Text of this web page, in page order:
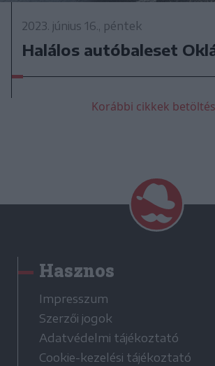
2023. június 16., péntek
Halálos autóbaleset
Korábbi cikkek
Hasznos
Impresszum
Szerzői jogok
Adatvédelmi tájékoztató
Cookie-kezelési tájékoztató